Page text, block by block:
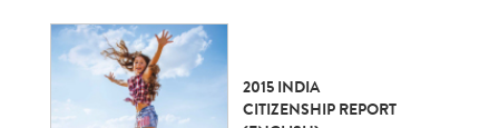
2015 INDIA
CITIZENSHIP REPORT